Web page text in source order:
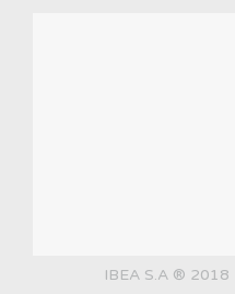
IBEA S.A ®